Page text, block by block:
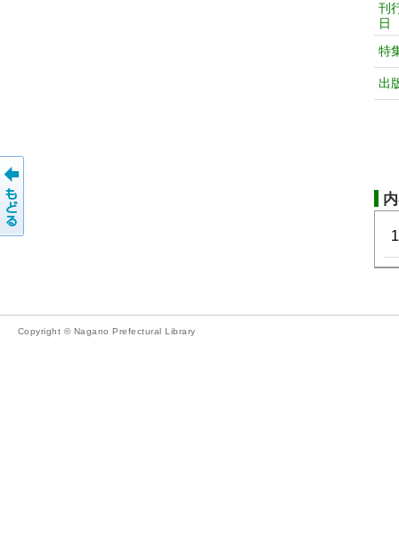
刊
日
特
出
Copyright © Nagano Prefectural Library